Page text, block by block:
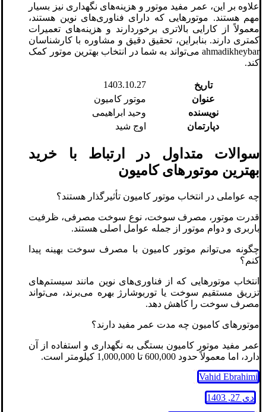
علاوه بر این، عمر مفید موتور و هزینه‌های نگهداری نیز بسیار
مهم هستند. موتورهایی که دارای فناوری‌های نوین هستند،
معمولاً از کارایی بالاتری برخوردارند و هزینه‌های تعمیرات
کمتری دارند. بنابراین، تحقیق دقیق و مشاوره با کارشناسان
ahmadikheybar می‌تواند به شما در انتخاب بهترین موتور کمک
کند.
تاریخ
1403.10.27
عنوان
موتور کامیون
نویسنده
وحید ابراهیمی
دپارتمان
اوج شید
سوالات متداول در ارتباط با خرید
بهترین موتورهای کامیون
چه عواملی در انتخاب موتور کامیون تأثیرگذار هستند؟
قدرت موتور، مصرف سوخت، نوع سوخت مصرفی، ظرفیت
باربری و دوام موتور از جمله عوامل اصلی هستند.
چگونه می‌توانم موتور کامیون با مصرف سوخت بهینه پیدا
کنم؟
انتخاب موتورهایی که از فناوری‌های نوین مانند سیستم‌های
تزریق مستقیم سوخت یا توربوشارژ بهره می‌برند، می‌تواند
مصرف سوخت را کاهش دهد.
موتورهای کامیون چه مدت عمر مفید دارند؟
عمر مفید موتور کامیون بستگی به نگهداری و استفاده از آن
دارد، اما معمولاً حدود 600,000 تا 1,000,000 کیلومتر است.
Vahid Ebrahimi
دی 27, 1403